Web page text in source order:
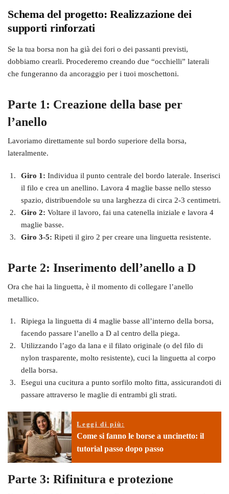
Schema del progetto: Realizzazione dei
supporti rinforzati
Se la tua borsa non ha già dei fori o dei passanti previsti,
dobbiamo crearli. Procederemo creando due “occhielli” laterali
che fungeranno da ancoraggio per i tuoi moschettoni.
Parte 1: Creazione della base per
l’anello
Lavoriamo direttamente sul bordo superiore della borsa,
lateralmente.
Giro 1: Individua il punto centrale del bordo laterale. Inserisci
il filo e crea un anellino. Lavora 4 maglie basse nello stesso
spazio, distribuendole su una larghezza di circa 2-3 centimetri.
Giro 2: Voltare il lavoro, fai una catenella iniziale e lavora 4
maglie basse.
Giro 3-5: Ripeti il giro 2 per creare una linguetta resistente.
Parte 2: Inserimento dell’anello a D
Ora che hai la linguetta, è il momento di collegare l’anello
metallico.
Ripiega la linguetta di 4 maglie basse all’interno della borsa,
facendo passare l’anello a D al centro della piega.
Utilizzando l’ago da lana e il filato originale (o del filo di
nylon trasparente, molto resistente), cuci la linguetta al corpo
della borsa.
Esegui una cucitura a punto sorfilo molto fitta, assicurandoti di
passare attraverso le maglie di entrambi gli strati.
Leggi di più:
Come si fanno le borse a uncinetto: il
tutorial passo dopo passo
Parte 3: Rifinitura e protezione